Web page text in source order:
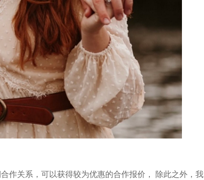
作关系，可以获得较为优惠的合作报价， 除此之外，我